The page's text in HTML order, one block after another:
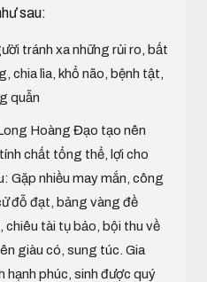
sau:
tránh xa những rủi ro, bất
chia lìa, khổ não, bệnh tật,
quẫn
Hoàng Đạo tạo nên
chất tổng thể, lợi cho
Gặp nhiều may mắn, công
đỗ đạt, bảng vàng đề
chiêu tài tụ bảo, bội thu về
giàu có, sung túc. Gia
hạnh phúc, sinh được quý